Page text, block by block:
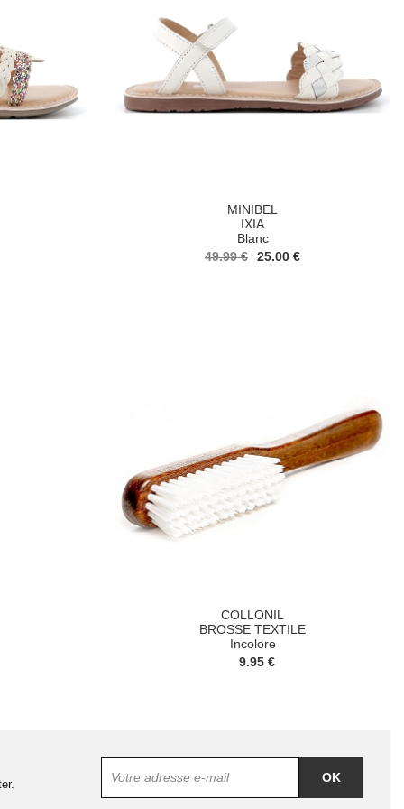
MINIBEL
IXIA
Blanc
49.99 €
25.00 €
COLLONIL
BROSSE TEXTILE
Incolore
9.95 €
OK